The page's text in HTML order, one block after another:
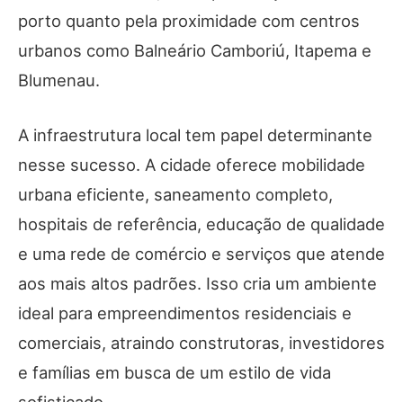
porto quanto pela proximidade com centros
urbanos como Balneário Camboriú, Itapema e
Blumenau.
A infraestrutura local tem papel determinante
nesse sucesso. A cidade oferece mobilidade
urbana eficiente, saneamento completo,
hospitais de referência, educação de qualidade
e uma rede de comércio e serviços que atende
aos mais altos padrões. Isso cria um ambiente
ideal para empreendimentos residenciais e
comerciais, atraindo construtoras, investidores
e famílias em busca de um estilo de vida